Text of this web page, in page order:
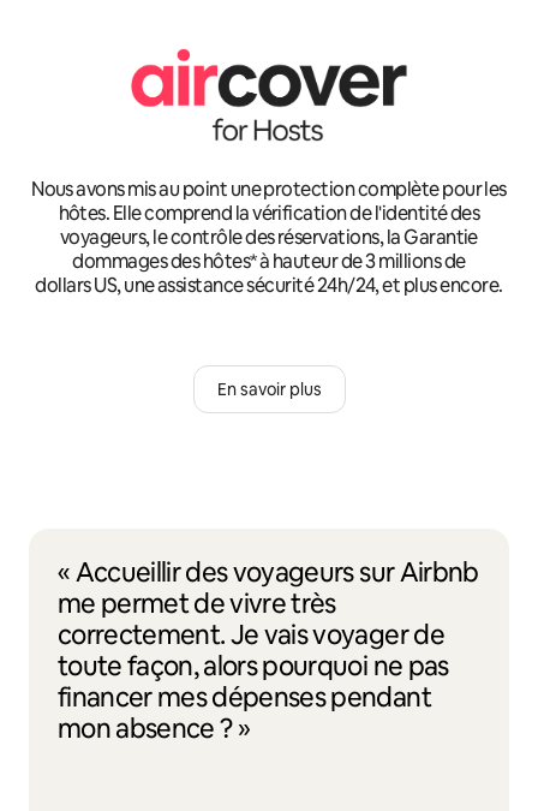
Nous avons mis au point une protection complète pour les
hôtes. Elle comprend la vérification de l'identité des
voyageurs, le contrôle des réservations, la Garantie
dommages des hôtes* à hauteur de 3 millions de
dollars US, une assistance sécurité 24h/24, et plus encore.
En savoir plus
« Accueillir des voyageurs sur Airbnb
me permet de vivre très
correctement. Je vais voyager de
toute façon, alors pourquoi ne pas
financer mes dépenses pendant
mon absence ? »